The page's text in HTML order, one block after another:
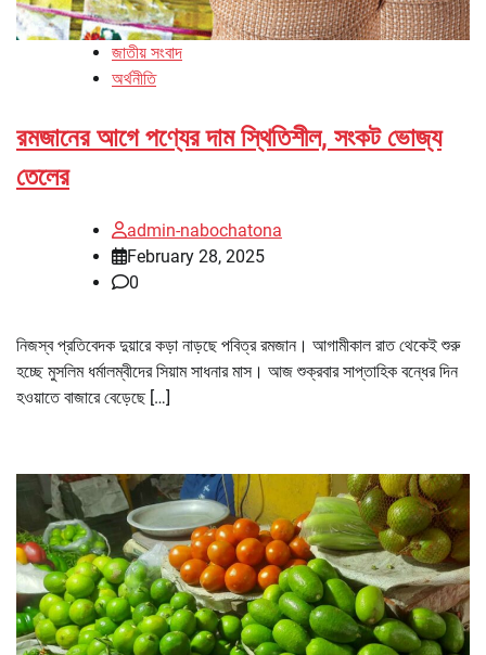
জাতীয় সংবাদ
অর্থনীতি
রমজানের আগে পণ্যের দাম স্থিতিশীল, সংকট ভোজ্য
তেলের
admin-nabochatona
February 28, 2025
0
নিজস্ব প্রতিবেদক দুয়ারে কড়া নাড়ছে পবিত্র রমজান। আগামীকাল রাত থেকেই শুরু
হচ্ছে মুসলিম ধর্মালম্বীদের সিয়াম সাধনার মাস। আজ শুক্রবার সাপ্তাহিক বন্ধের দিন
হওয়াতে বাজারে বেড়েছে […]